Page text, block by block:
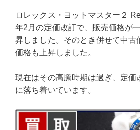
ロレックス・ヨットマスター２
年2月の定価改訂で、販売価格が
昇しました。そのとき併せて中古
価格も上昇しました。
現在はその高騰時期は過ぎ、定価
に落ち着いています。